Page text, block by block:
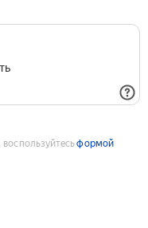
формой